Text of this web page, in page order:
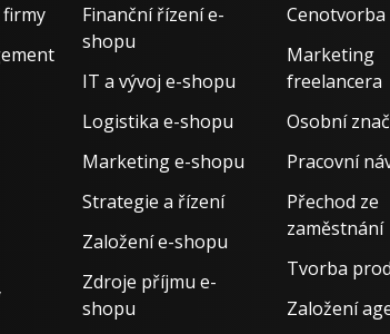
firmy
Finanční řízení e-
shopu
IT a vývoj e-shopu
Logistika e-shopu
Marketing e-shopu
Strategie a řízení
Založení e-shopu
Zdroje příjmu e-
shopu
Cenotvorba
Marketing
freelancera
Osobní
Pracovní
Přechod ze
zaměstnání
Tvorba
Založení